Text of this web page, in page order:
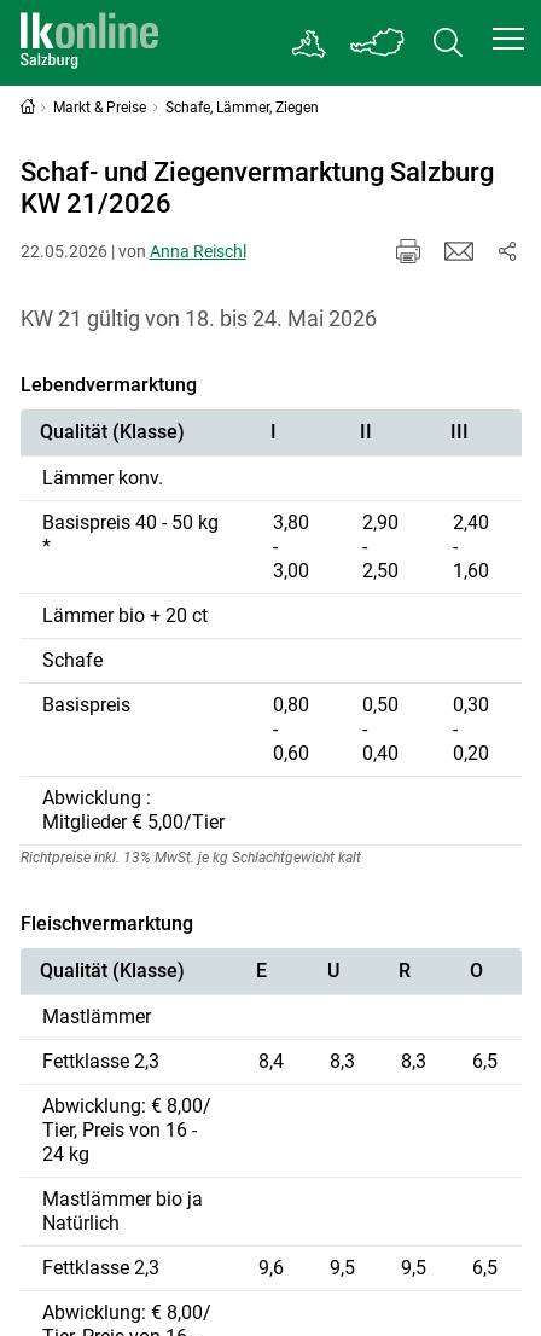
Skip to main content
Markt & Preise Schafe, Lämmer, Ziegen
Schaf- und Ziegenvermarktung Salzburg
KW 21/2026
22.05.2026 | von Anna Reischl
KW 21 gültig von 18. bis 24. Mai 2026
Lebendvermarktung
Qualität (Klasse) I II
III
Lämmer konv.
Basispreis 40 - 50 kg
*
3,80
-
3,00
2,90
-
2,50
2,40
-
1,60
Lämmer bio + 20 ct
Schafe
Basispreis
0,80
-
0,60
0,50
-
0,40
0,30
-
0,20
Abwicklung :
Mitglieder € 5,00/Tier
Richtpreise inkl. 13% MwSt. je kg Schlachtgewicht kalt
Fleischvermarktung
Qualität (Klasse) E U R
O
Mastlämmer
Fettklasse 2,3
8,4 8,3 8,3
6,5
Abwicklung: € 8,00/
Tier, Preis von 16 -
24 kg
Mastlämmer bio ja
Natürlich
Fettklasse 2,3
9,6 9,5 9,5
6,5
Abwicklung: € 8,00/